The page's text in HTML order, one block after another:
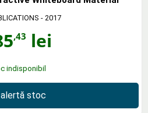
- 2017
,43 lei
indisponibil
alertă stoc